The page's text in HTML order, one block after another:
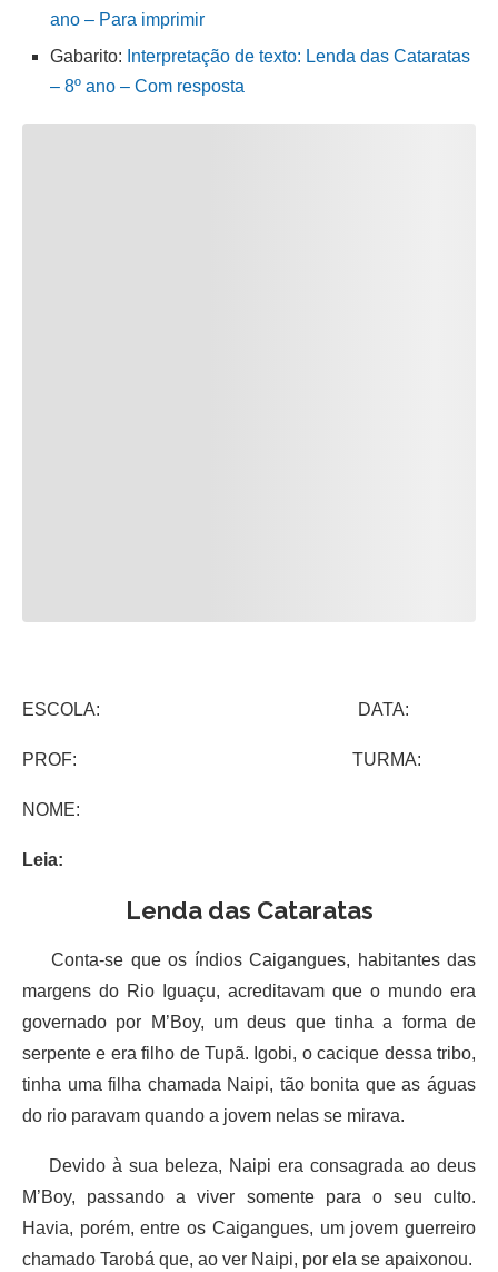
ano – Para imprimir
Gabarito: Interpretação de texto: Lenda das Cataratas
– 8º ano – Com resposta
ESCOLA: DATA:
PROF: TURMA:
NOME:
Leia:
Lenda das Cataratas
Conta-se que os índios Caigangues, habitantes das
margens do Rio Iguaçu, acreditavam que o mundo era
governado por M’Boy, um deus que tinha a forma de
serpente e era filho de Tupã. Igobi, o cacique dessa tribo,
tinha uma filha chamada Naipi, tão bonita que as águas
do rio paravam quando a jovem nelas se mirava.
Devido à sua beleza, Naipi era consagrada ao deus
M’Boy, passando a viver somente para o seu culto.
Havia, porém, entre os Caigangues, um jovem guerreiro
chamado Tarobá que, ao ver Naipi, por ela se apaixonou.